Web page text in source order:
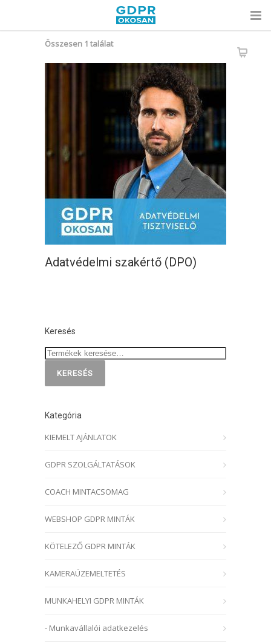
Összesen 1 találat
Adatvédelmi szakértő (DPO)
Keresés
KERESÉS
Kategória
KIEMELT AJÁNLATOK
GDPR SZOLGÁLTATÁSOK
COACH MINTACSOMAG
WEBSHOP GDPR MINTÁK
KÖTELEZŐ GDPR MINTÁK
KAMERAÜZEMELTETÉS
MUNKAHELYI GDPR MINTÁK
- Munkavállalói adatkezelés